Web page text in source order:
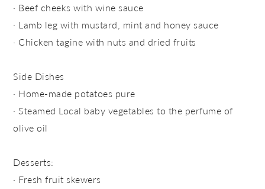
· Beef cheeks with wine sauce
· Lamb leg with mustard, mint and honey sauce
· Chicken tagine with nuts and dried fruits
Side Dishes
· Home-made potatoes pure
· Steamed Local baby vegetables to the perfume of
olive oil
Desserts:
· Fresh fruit skewers